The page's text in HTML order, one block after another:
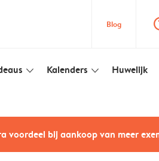
Blog
slim_arrow_down Kalenders slim_arrow_down Huwelijk
voordeel bij aankoop van meer